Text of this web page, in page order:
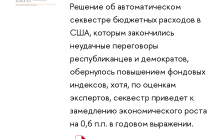
Решение об автоматическом
секвестре бюджетных расходов в
США, которым закончились
неудачные переговоры
республиканцев и демократов,
обернулось повышением фондовых
индексов, хотя, по оценкам
экспертов, секвестр приведет к
замедлению экономического роста
на 0,6 п.п. в годовом выражении.